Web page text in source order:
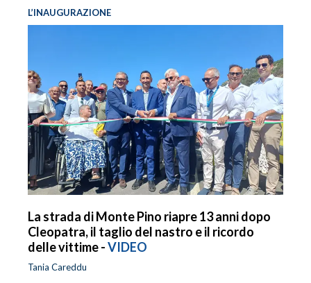
L’INAUGURAZIONE
La strada di Monte Pino riapre 13 anni dopo
Cleopatra, il taglio del nastro e il ricordo
delle vittime -VIDEO
Tania Careddu